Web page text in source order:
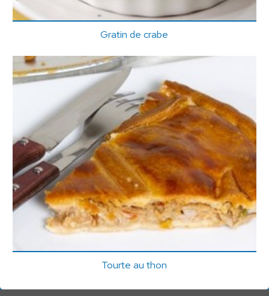
Gratin de crabe
Tourte au thon